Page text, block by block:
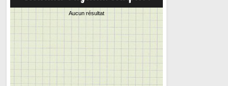
Aucun résultat